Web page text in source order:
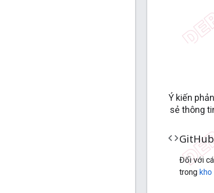
Ý kiến
sẻ thông
codeGitHub
Đối với
trong